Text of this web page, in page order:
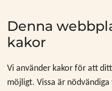
Denna
kakor
Vi använder kakor för att
möjligt. Vissa är